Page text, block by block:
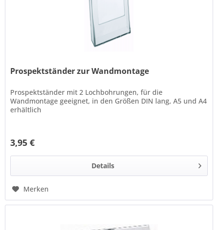
Prospektständer zur Wandmontage
Prospektständer mit 2 Lochbohrungen, für die
Wandmontage geeignet, in den Größen DIN lang, A5 und A4
erhältlich
3,95 €
Details
Merken